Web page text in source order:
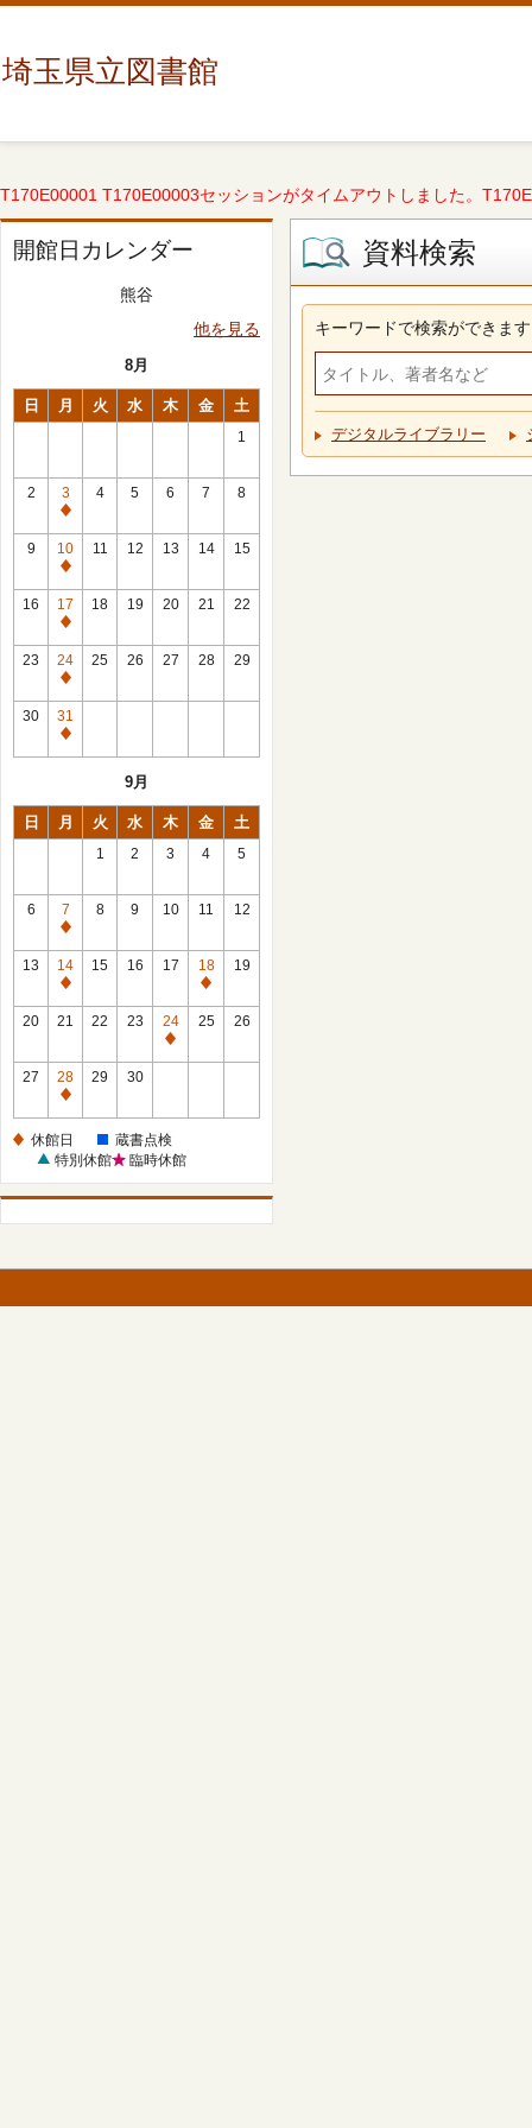
埼玉県立図書館
T170E00001 T170E00003セッションがタイムアウトしました。
開館日カレンダー
熊谷
他を見る
8月
日 月 火 水 木 金 土
1
2
3
休
館
日
4 5 6 7 8
9
10
休
館
日
11 12 13 14 15
16
17
休
館
日
18 19 20 21 22
23
24
休
館
日
25 26 27 28 29
30
31
休
9月
日 月 火 水 木 金 土
1 2 3 4 5
6
7
休
館
日
8 9 10 11 12
13
14
休
館
15 16 17
18
休
館
19
20 21 22 23
24
休
25 26
27
28
休
日
29 30
休館日
蔵書点検
特別休館
臨時休館
資料検索
キーワードで検索ができます
デジタルライブラリー